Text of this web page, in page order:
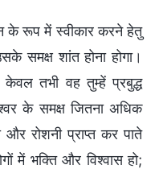
के रूप में स्वीकार करने हेतु
शांत होना होगा।
तभी वह तुम्हें प्रबुद्ध
के समक्ष जितना अधिक
रोशनी प्राप्त कर पाते
में भक्ति और विश्वास हो;